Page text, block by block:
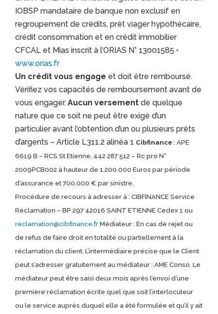
IOBSP mandataire de banque non exclusif en
regroupement de crédits, prêt viager hypothécaire,
crédit consommation et en crédit immobilier
CFCAL et Mias inscrit à l’ORIAS N° 13001585 •
www.orias.fr
Un crédit vous engage et doit être remboursé.
Vérifiez vos capacités de remboursement avant de
vous engager.Aucun versement de quelque
nature que ce soit ne peut être exigé d’un
particulier avant l’obtention d’un ou plusieurs prêts
d’argents – Article L311.2 alinéa 1 Cibfinance: APE
6619 B – RCS St Etienne, 442 287 512 – Rc pro N°
2009PCB002 à hauteur de 1.200.000 Euros par période
d’assurance et 700.000 € par sinistre.
Procédure de recours à adresser à : CIBFINANCE Service
Réclamation – BP 297 42016 SAINT ETIENNE Cedex 1 ou
reclamation@cibfinance.frMédiateur : En cas de rejet ou
de refus de faire droit en totalité ou partiellement à la
réclamation du client. L’intermédiaire précise que le Client
peut s’adresser gratuitement au médiateur : AME Conso. Le
médiateur peut être saisi deux mois après l’envoi d’une
première réclamation écrite quel que soit l’interlocuteur
ou le service auprès duquel elle a été formulée et qu’il y ait